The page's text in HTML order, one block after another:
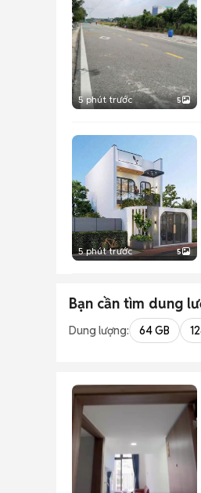
5 phút trước 5
5 phút trước 5
Bạn cần tìm dung
Dung lượng: 64 GB